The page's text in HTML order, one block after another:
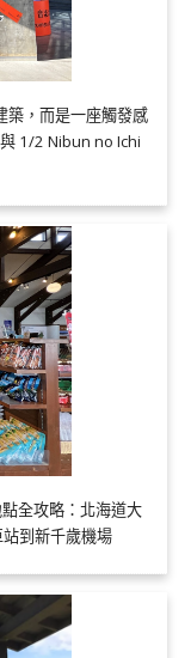
築，而是一座觸發感
1/2 Nibun no Ichi
全攻略：北海道大
到新千歲機場